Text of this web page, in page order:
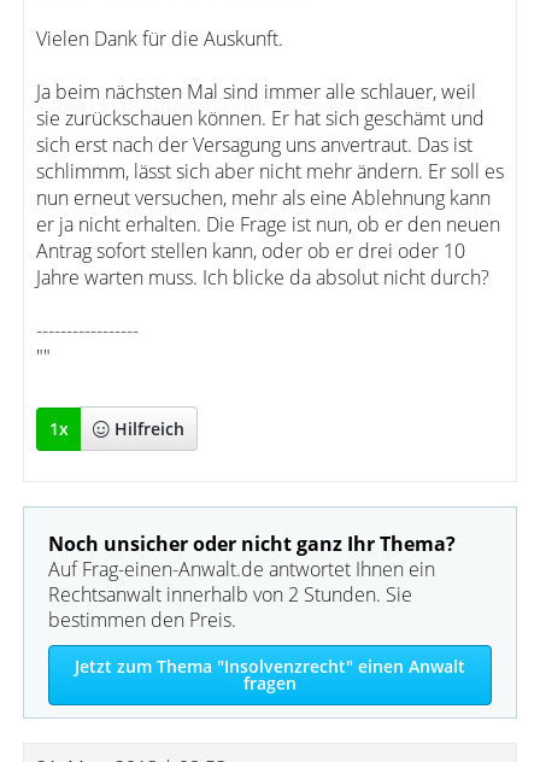
Vielen Dank für die Auskunft.
Ja beim nächsten Mal sind immer alle schlauer, weil
sie zurückschauen können. Er hat sich geschämt und
sich erst nach der Versagung uns anvertraut. Das ist
schlimmm, lässt sich aber nicht mehr ändern. Er soll es
nun erneut versuchen, mehr als eine Ablehnung kann
er ja nicht erhalten. Die Frage ist nun, ob er den neuen
Antrag sofort stellen kann, oder ob er drei oder 10
Jahre warten muss. Ich blicke da absolut nicht durch?
-----------------
""
1x Hilfreich
Noch unsicher oder nicht ganz Ihr Thema?
Auf Frag-einen-Anwalt.de antwortet Ihnen ein
Rechtsanwalt innerhalb von 2 Stunden. Sie
bestimmen den Preis.
Jetzt zum Thema "Insolvenzrecht" einen Anwalt
fragen